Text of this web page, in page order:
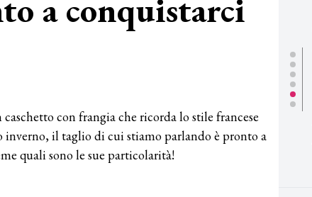
a conquistarci
con frangia che ricorda lo stile francese
inverno, il taglio di cui stiamo parlando è pronto a
quali sono le sue particolarità!